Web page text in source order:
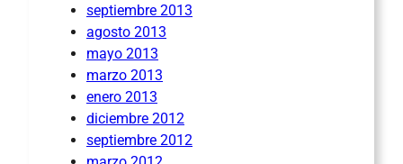
septiembre 2013
agosto 2013
mayo 2013
marzo 2013
enero 2013
diciembre 2012
septiembre 2012